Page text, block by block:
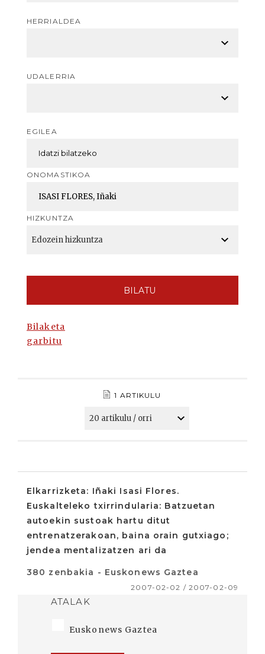
HERRIALDEA
UDALERRIA
EGILEA
ONOMASTIKOA
HIZKUNTZA
BILATU
Bilaketa
garbitu
1 ARTIKULU
Elkarrizketa: Iñaki Isasi Flores.
Euskalteleko txirrindularia: Batzuetan
autoekin sustoak hartu ditut
entrenatzerakoan, baina orain gutxiago;
jendea mentalizatzen ari da
380 zenbakia - Euskonews Gaztea
2007-02-02 / 2007-02-09
ATALAK
Euskonews Gaztea